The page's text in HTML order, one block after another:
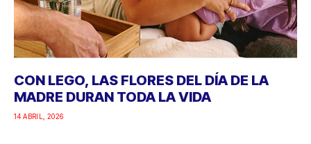
CON LEGO, LAS FLORES DEL DÍA DE LA
MADRE DURAN TODA LA VIDA
14 ABRIL, 2026